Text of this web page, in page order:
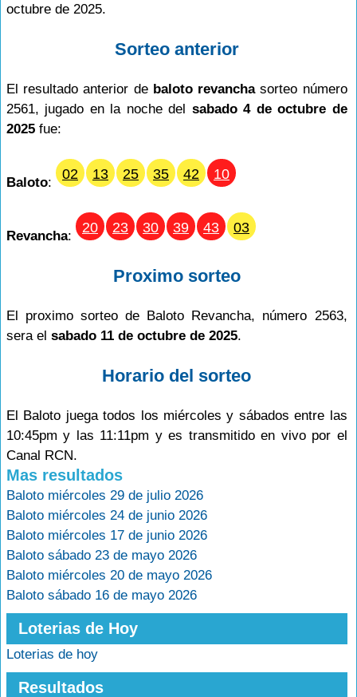
octubre de 2025.
Sorteo anterior
El resultado anterior de baloto revanchasorteo número
2561, jugado en la noche del sabado 4 de octubre de
2025 fue:
Baloto:
02 13 25 35 42 10
Revancha:
20 23 30 39 43 03
Proximo sorteo
El proximo sorteo de Baloto Revancha, número 2563,
sera el sabado 11 de octubre de 2025.
Horario del sorteo
El Baloto juega todos los miércoles y sábados entre las
10:45pm y las 11:11pm y es transmitido en vivo por el
Canal RCN.
Mas resultados
Baloto miércoles 29 de julio 2026
Baloto miércoles 24 de junio 2026
Baloto miércoles 17 de junio 2026
Baloto sábado 23 de mayo 2026
Baloto miércoles 20 de mayo 2026
Baloto sábado 16 de mayo 2026
Loterias de Hoy
Loterias de hoy
Resultados